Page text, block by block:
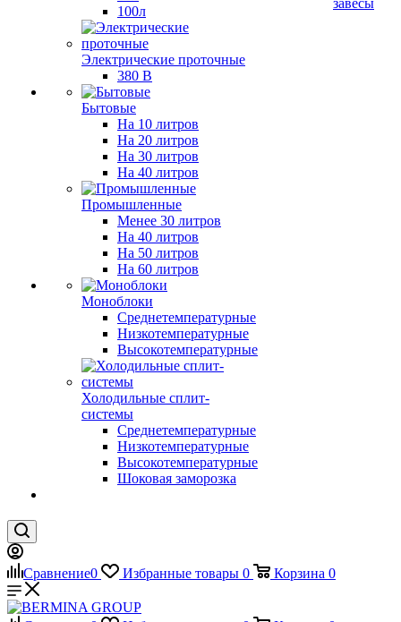
100л
Электрические проточные
380 В
Бытовые
На 10 литров
На 20 литров
На 30 литров
На 40 литров
Промышленные
Менее 30 литров
На 40 литров
На 50 литров
На 60 литров
Моноблоки
Среднетемпературные
Низкотемпературные
Высокотемпературные
Холодильные сплит-
системы
Среднетемпературные
Низкотемпературные
Высокотемпературные
Шоковая заморозка
завесы
Сравнение0 Избранные товары 0 Корзина 0